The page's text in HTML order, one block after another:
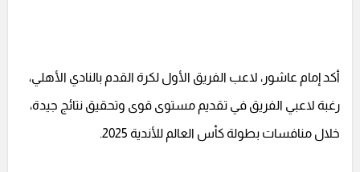
أكد إمام عاشور، لاعب الفريق الأول لكرة القدم بالنادي الأهلي،
رغبة لاعبي الفريق في تقديم مستوى قوى وتحقيق نتائج جيدة،
خلال منافسات بطولة كأس العالم للأندية 2025.